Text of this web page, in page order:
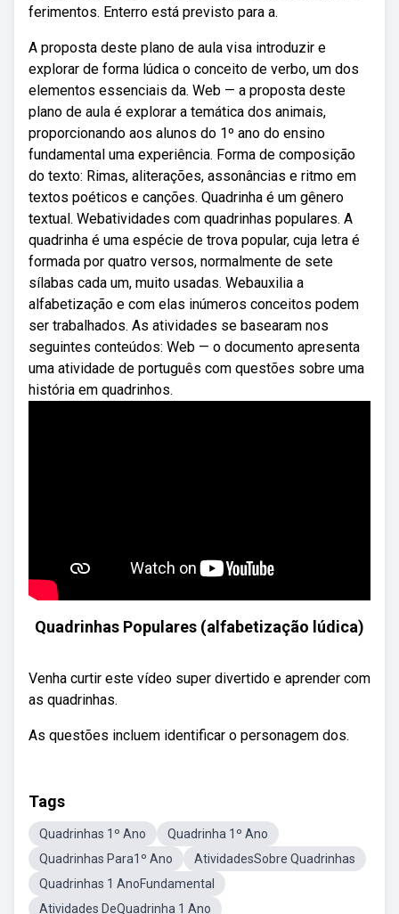
ferimentos. Enterro está previsto para a.
A proposta deste plano de aula visa introduzir e
explorar de forma lúdica o conceito de verbo, um dos
elementos essenciais da. Web — a proposta deste
plano de aula é explorar a temática dos animais,
proporcionando aos alunos do 1º ano do ensino
fundamental uma experiência. Forma de composição
do texto: Rimas, aliterações, assonâncias e ritmo em
textos poéticos e canções. Quadrinha é um gênero
textual. Webatividades com quadrinhas populares. A
quadrinha é uma espécie de trova popular, cuja letra é
formada por quatro versos, normalmente de sete
sílabas cada um, muito usadas. Webauxilia a
alfabetização e com elas inúmeros conceitos podem
ser trabalhados. As atividades se basearam nos
seguintes conteúdos: Web — o documento apresenta
uma atividade de português com questões sobre uma
história em quadrinhos.
Quadrinhas Populares (alfabetização lúdica)
Venha curtir este vídeo super divertido e aprender com
as quadrinhas.
As questões incluem identificar o personagem dos.
Tags
Quadrinhas 1º Ano
Quadrinha 1º Ano
Quadrinhas Para1º Ano
AtividadesSobre Quadrinhas
Quadrinhas 1 AnoFundamental
Atividades DeQuadrinha 1 Ano